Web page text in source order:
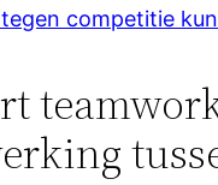
competitie